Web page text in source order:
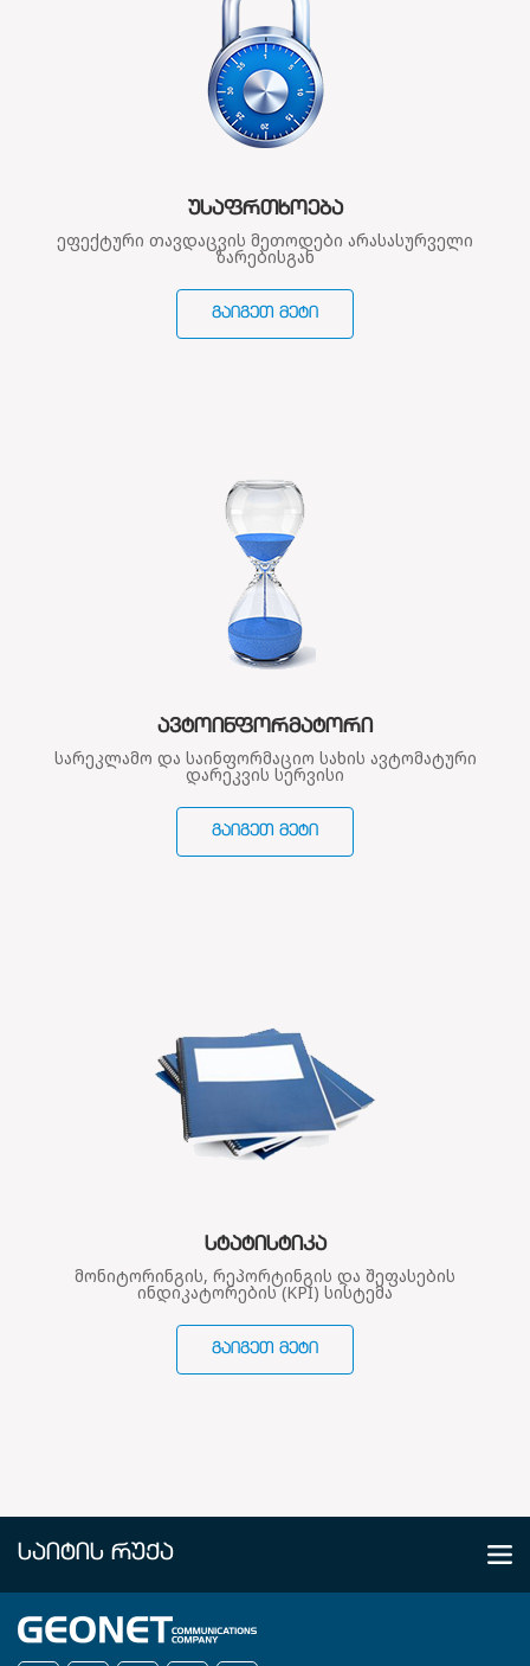
ᲣᲡᲐᲤᲠᲗᲮᲝᲔᲑᲐ
ეფექტური თავდაცვის მეთოდები არასასურველი
ზარებისგან
ᲒᲐᲘᲒᲔᲗ ᲛᲔᲢᲘ
ᲐᲕᲢᲝᲘᲜᲤᲝᲠᲛᲐᲢᲝᲠᲘ
სარეკლამო და საინფორმაციო სახის ავტომატური
დარეკვის სერვისი
ᲒᲐᲘᲒᲔᲗ ᲛᲔᲢᲘ
ᲡᲢᲐᲢᲘᲡᲢᲘᲙᲐ
მონიტორინგის, რეპორტინგის და შეფასების
ინდიკატორების (KPI) სისტემა
ᲒᲐᲘᲒᲔᲗ ᲛᲔᲢᲘ
ᲡᲐᲘᲢᲘᲡ ᲠᲣᲥᲐ
კომპანია